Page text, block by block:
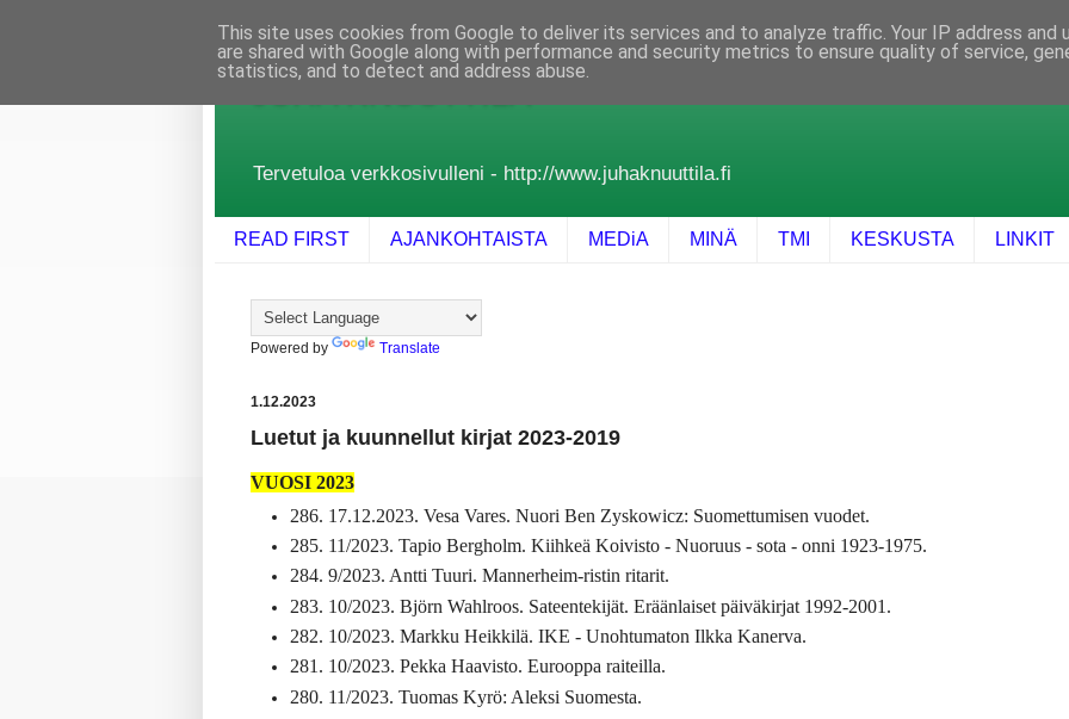
JUHA KNUUTTILA
Tervetuloa verkkosivulleni - http://www.juhaknuuttila.fi
READ FIRST AJANKOHTAISTA MEDiA MINÄ TMI KESKUSTA LINKIT
Powered by Translate
1.12.2023
Luetut ja kuunnellut kirjat 2023-2019
VUOSI 2023
286. 17.12.2023. Vesa Vares. Nuori Ben Zyskowicz: Suomettumisen vuodet.
285. 11/2023. Tapio Bergholm. Kiihkeä Koivisto - Nuoruus - sota - onni 1923-1975.
284. 9/2023. Antti Tuuri. Mannerheim-ristin ritarit.
283. 10/2023. Björn Wahlroos. Sateentekijät. Eräänlaiset päiväkirjat 1992-2001.
282. 10/2023. Markku Heikkilä. IKE - Unohtumaton Ilkka Kanerva.
281. 10/2023. Pekka Haavisto. Eurooppa raiteilla.
280. 11/2023. Tuomas Kyrö: Aleksi Suomesta.
This site uses cookies from Google to deliver its services and to analyze traffic. Your IP address and
are shared with Google along with performance and security metrics to ensure quality of service,
statistics, and to detect and address abuse.